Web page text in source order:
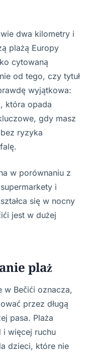
dwa kilometry i
plażą Europy
cytowaną
od tego, czy tytuł
wyjątkowa:
która opada
gdy masz
ryzyka
w porównaniu z
i
się w nocny
jest w dużej
plaż
w Bečići oznacza,
przez długą
pasa. Plaża
i więcej ruchu
dzieci, które nie